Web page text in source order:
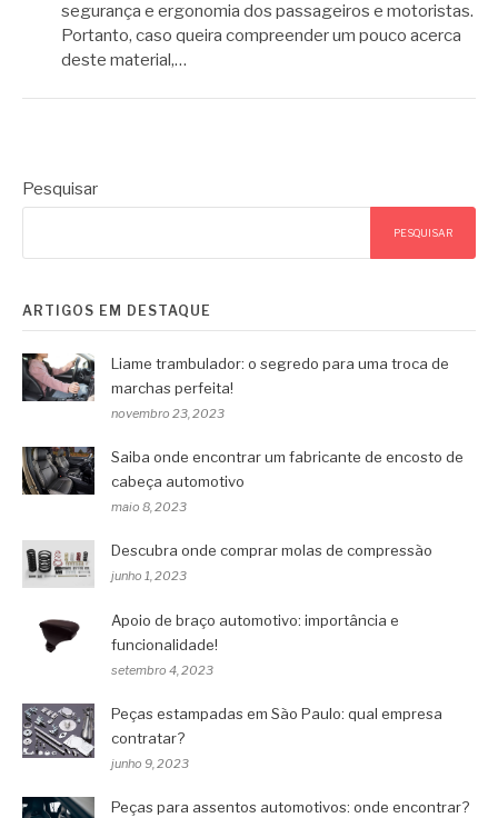
segurança e ergonomia dos passageiros e motoristas.
Portanto, caso queira compreender um pouco acerca
deste material,…
Pesquisar
PESQUISAR
ARTIGOS EM DESTAQUE
Liame trambulador: o segredo para uma troca de
marchas perfeita!
novembro 23, 2023
Saiba onde encontrar um fabricante de encosto de
cabeça automotivo
maio 8, 2023
Descubra onde comprar molas de compressão
junho 1, 2023
Apoio de braço automotivo: importância e
funcionalidade!
setembro 4, 2023
Peças estampadas em São Paulo: qual empresa
contratar?
junho 9, 2023
Peças para assentos automotivos: onde encontrar?